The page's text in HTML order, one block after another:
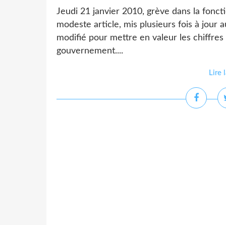
Jeudi 21 janvier 2010, grève dans la
modeste article, mis plusieurs fois à jour
modifié pour mettre en valeur les
gouvernement....
Lire